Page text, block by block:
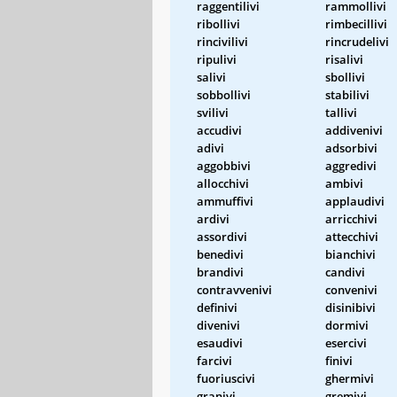
raggentilivi
rammollivi
ribollivi
rimbecillivi
rincivilivi
rincrudelivi
ripulivi
risalivi
salivi
sbollivi
sobbollivi
stabilivi
svilivi
tallivi
accudivi
addivenivi
adivi
adsorbivi
aggobbivi
aggredivi
allocchivi
ambivi
ammuffivi
applaudivi
ardivi
arricchivi
assordivi
attecchivi
benedivi
bianchivi
brandivi
candivi
contravvenivi
convenivi
definivi
disinibivi
divenivi
dormivi
esaudivi
esercivi
farcivi
finivi
fuoriuscivi
ghermivi